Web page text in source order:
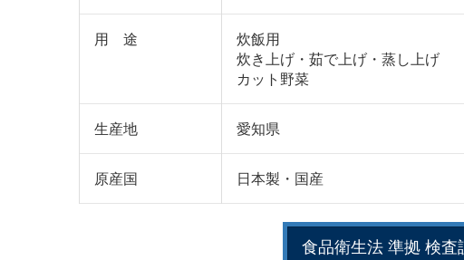
用 途
炊飯用
炊き上げ・茹で上げ・蒸し上げ
カット野菜
生産地 愛知県
原産国 日本製・国産
食品衛生法 準拠 検査